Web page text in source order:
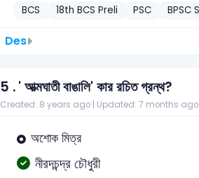
BCS 18th BCS Preli PSC BPSC
Des
5 .' আত্মঘাতী বাঙালি' কার রচিত গ্রন্থ?
Created: 8 years ago | Updated: 7 months ago
অশোক মিত্র
নীরদচন্দ্র চৌধুরী